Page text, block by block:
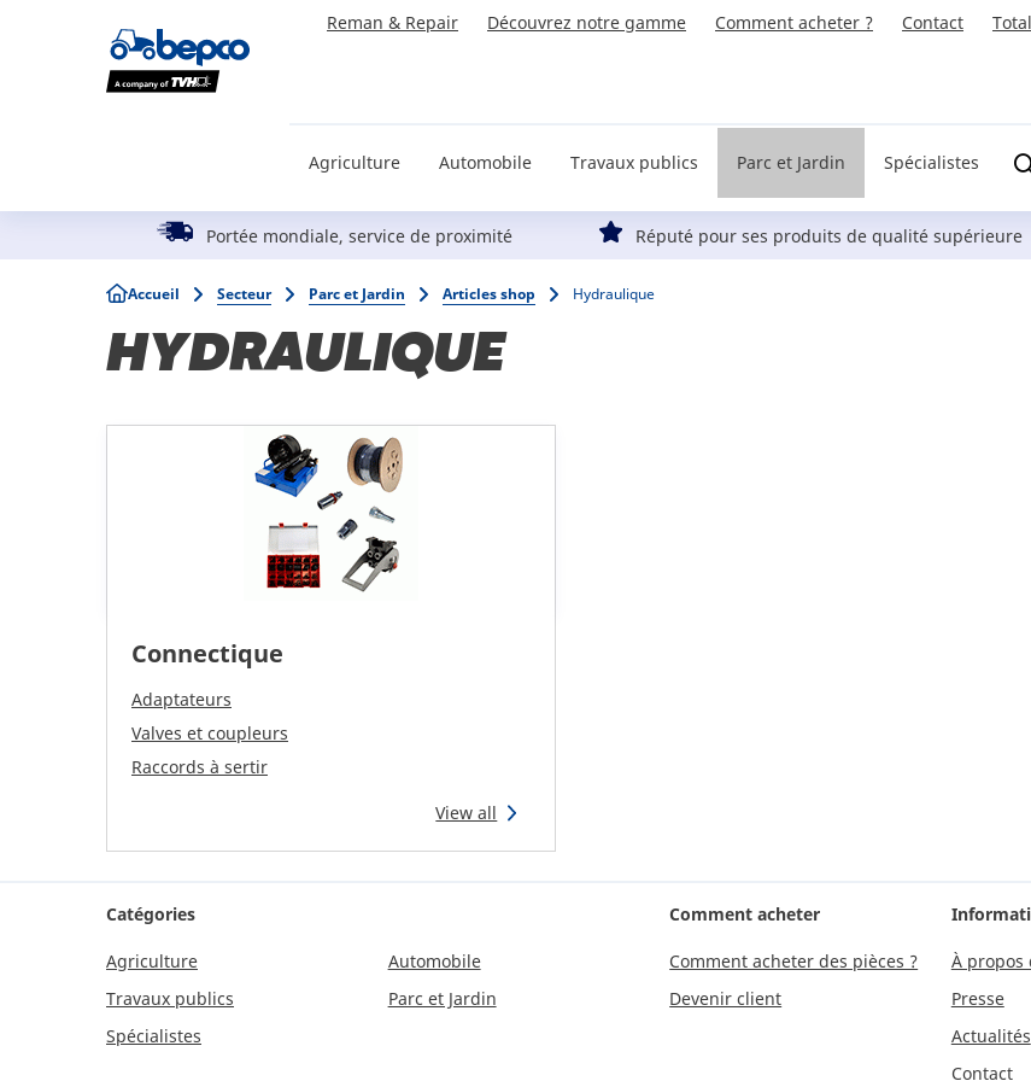
Reman & Repair Découvrez notre gamme Comment acheter ? Contact
Agriculture Automobile Travaux publics Parc et Jardin Spécialistes
Portée mondiale, service de proximité Réputé pour ses produits de qualité supérieure
Breadcrumb
Accueil Secteur Parc et Jardin Articles shop Hydraulique
HYDRAULIQUE
Connectique
Adaptateurs
Valves et coupleurs
Raccords à sertir
View all
Catégories
Agriculture
Automobile
Travaux publics
Parc et Jardin
Spécialistes
Comment acheter
Comment acheter des pièces ?
Devenir client
À propos
Presse
Actualités
Contact